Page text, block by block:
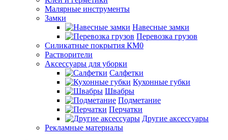
Малярные инструменты
Замки
Навесные замки
Перевозка грузов
Силикатные покрытия КМ0
Растворители
Аксессуары для уборки
Салфетки
Кухонные губки
Швабры
Подметание
Перчатки
Другие аксессуары
Рекламные материалы